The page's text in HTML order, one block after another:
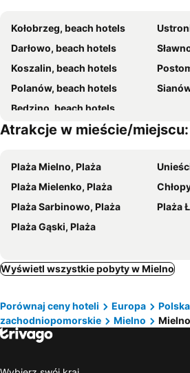
Apartamenty Sun & Snow Dune B
Villa
Kołobrzeg, beach hotels
Darłowo, beach hotels
Koszalin, beach hotels
Polanów, beach hotels
Będzino, beach hotels
Atrakcje w mieście/
Plaża Mielno, Plaża
Plaża Mielenko, Plaża
Plaża Sarbinowo, Plaża
Plaża
Plaża Gąski, Plaża
Wyświetl wszystkie pobyty w Mielno
Porównaj ceny hoteli Europa
Polska
zachodniopomorskie
Mielno